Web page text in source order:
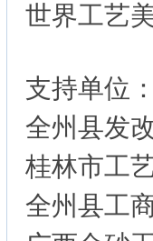
世界工艺
支持单位：
全州县发
桂林市工
全州县工